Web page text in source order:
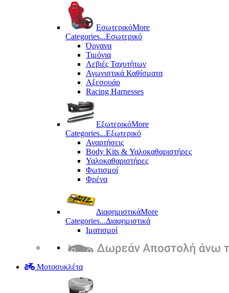
ΕσωτερικόMore
Categories...Εσωτερικό
Όργανα
Τιμόνια
Λεβιές Ταχυτήτων
Αγωνιστικά Καθίσματα
Αξεσουάρ
Racing Harnesses
ΕξωτερικόMore
Categories...Εξωτερικό
Αναρτήσεις
Body Kits & Υαλοκαθαριστήρες
Υαλοκαθαριστήρες
Φωτισμοί
Φρένα
ΔιαφημιστικάMore
Categories...Διαφημιστικά
Ιματισμοί
Μοτοσυκλέτα